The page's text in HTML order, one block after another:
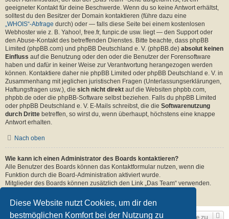
Diese Website nutzt Cookies, um dir den
bestmöglichen Komfort bei der Nutzung zu
geeigneter Kontakt für deine Beschwerde. Wenn du so keine Antwort erhältst,
solltest du den Besitzer der Domain kontaktieren (führe dazu eine
„WHOIS“-Abfrage durch) oder — falls diese Seite bei einem kostenlosen
Webhoster wie z. B. Yahoo!, free.fr, funpic.de usw. liegt — den Support oder
den Abuse-Kontakt des betreffenden Dienstes. Bitte beachte, dass phpBB
Limited (phpBB.com) und phpBB Deutschland e. V. (phpBB.de) absolut keinen
Einfluss auf die Benutzung oder den oder die Benutzer der Forensoftware
haben und dafür in keiner Weise zur Verantwortung herangezogen werden
können. Kontaktiere daher nie phpBB Limited oder phpBB Deutschland e. V. in
Zusammenhang mit jeglichen juristischen Fragen (Unterlassungserklärungen,
Haftungsfragen usw.), die sich nicht direkt auf die Websiten phpbb.com,
phpbb.de oder die phpBB-Software selbst beziehen. Falls du phpBB Limited
oder phpBB Deutschland e. V. E-Mails schreibst, die die Softwarenutzung
durch Dritte betreffen, so wirst du, wenn überhaupt, höchstens eine knappe
Antwort erhalten.
Nach oben
Wie kann ich einen Administrator des Boards kontaktieren?
Alle Benutzer des Boards können das Kontaktformular nutzen, wenn die
Funktion durch die Board-Administration aktiviert wurde.
Mitglieder des Boards können zusätzlich den Link „Das Team“ verwenden.
Nach oben
Gehe zu